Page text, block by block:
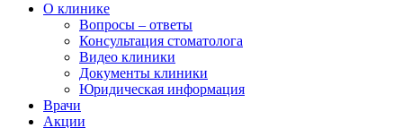
О клинике
Вопросы – ответы
Консультация стоматолога
Видео клиники
Документы клиники
Юридическая информация
Врачи
Акции